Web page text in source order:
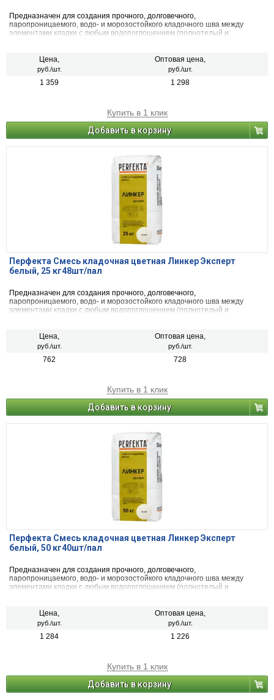
Предназначен для создания прочного, долговечного,
паропроницаемого, водо- и морозостойкого кладочного шва между
элементами кладки с любым водопоглощением (полнотелый и
натурального камня) с одновременной декоративной расшивкой швов
Цена,
руб./шт.
Оптовая цена,
руб./шт.
1 359 1 298
Купить в 1 клик
Добавить в корзину
Перфекта Смесь кладочная цветная Линкер Эксперт
белый, 25 кг48шт/пал
Предназначен для создания прочного, долговечного,
паропроницаемого, водо- и морозостойкого кладочного шва между
элементами кладки с любым водопоглощением (полнотелый и
натурального камня) с одновременной декоративной расшивкой швов
Цена,
руб./шт.
Оптовая цена,
руб./шт.
762 728
Купить в 1 клик
Добавить в корзину
Перфекта Смесь кладочная цветная Линкер Эксперт
белый, 50 кг40шт/пал
Предназначен для создания прочного, долговечного,
паропроницаемого, водо- и морозостойкого кладочного шва между
элементами кладки с любым водопоглощением (полнотелый и
натурального камня) с одновременной декоративной расшивкой швов
Цена,
руб./шт.
Оптовая цена,
руб./шт.
1 284 1 226
Купить в 1 клик
Добавить в корзину